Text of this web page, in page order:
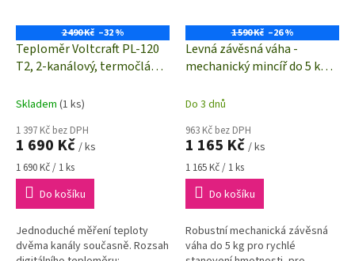
2 490 Kč –32 %
Teploměr Voltcraft PL-120
T2, 2-kanálový, termočlánky
Skladem (1 ks)
1 397 Kč bez DPH
1 690 Kč / ks
Měrná
cena:
1 690 Kč / 1 ks
Do košíku
Jednoduché měření teploty
dvěma kanály současně. Rozsah
1 590 Kč –26 %
Levná závěsná váha -
mechanický mincíř do 5 kg /
Do 3 dnů
963 Kč bez DPH
1 165 Kč / ks
Měrná
cena:
1 165 Kč / 1 ks
Do košíku
Robustní mechanická závěsná
váha do 5 kg pro rychlé